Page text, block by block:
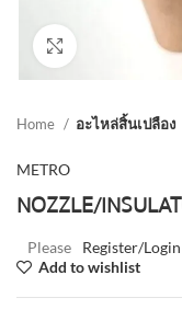
Click to enlarge
Home อะไหล่สิ้นเปลือง
METRO
NOZZLE/
Please Register/Login
Add to wishlist